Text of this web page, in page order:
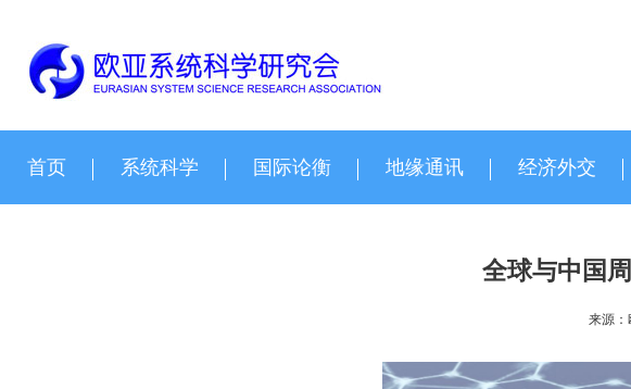
首页 系统科学 国际论衡 地缘通讯 经济外交
全球与中国
来源：